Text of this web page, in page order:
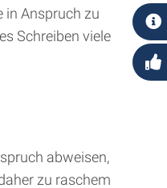
in Anspruch zu
Schreiben viele
abweisen,
zu raschem